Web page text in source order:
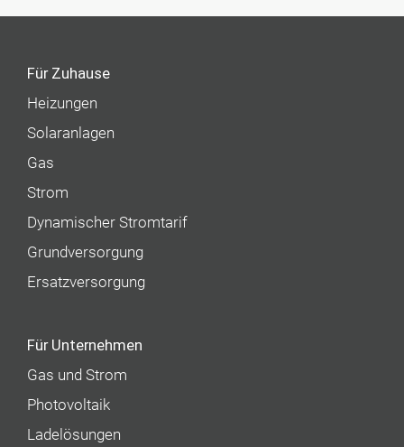
Für Zuhause
Heizungen
Solaranlagen
Gas
Strom
Dynamischer Stromtarif
Grundversorgung
Ersatzversorgung
Für Unternehmen
Gas und Strom
Photovoltaik
Ladelösungen